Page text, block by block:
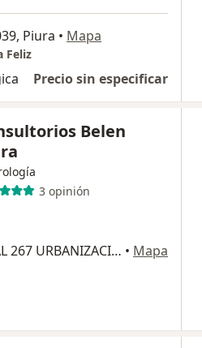
Piura • Mapa
Feliz
Precio sin especificar
Belen
3 opinión
CALLE SAN CRISTOBAL 267 URBANIZACION EL CHIPE PIURA, Piura • Mapa